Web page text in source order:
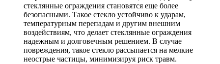
стеклянные ограждения становятся еще более
безопасными. Такое стекло устойчиво к ударам,
температурным перепадам и другим внешним
воздействиям, что делает стеклянные ограждения
надежным и долговечным решением. В случае
повреждения, такое стекло рассыпается на мелкие
неострые частицы, минимизируя риск травм.